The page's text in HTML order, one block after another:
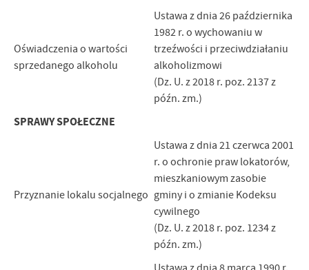
Oświadczenia o wartości
sprzedanego alkoholu
Ustawa z dnia 26 października
1982 r. o wychowaniu w
trzeźwości i przeciwdziałaniu
alkoholizmowi
(Dz. U. z 2018 r. poz. 2137 z
późn. zm.)
SPRAWY SPOŁECZNE
Przyznanie lokalu socjalnego
Ustawa z dnia 21 czerwca 2001
r. o ochronie praw lokatorów,
mieszkaniowym zasobie
gminy i o zmianie Kodeksu
cywilnego
(Dz. U. z 2018 r. poz. 1234 z
późn. zm.)